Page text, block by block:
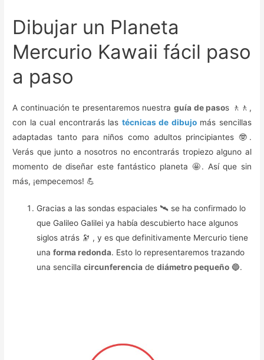
Dibujar un Planeta
Mercurio Kawaii fácil paso
a paso
A continuación te presentaremos nuestra guía de pasos 🚶🚶,
con la cual encontrarás las técnicas de dibujomás sencillas
adaptadas tanto para niños como adultos principiantes 🤓.
Verás que junto a nosotros no encontrarás tropiezo alguno al
momento de diseñar este fantástico planeta 🤩. Así que sin
más, ¡empecemos! 💪
Gracias a las sondas espaciales 🛰️ se ha confirmado lo
que Galileo Galilei ya había descubierto hace algunos
siglos atrás 🔭 , y es que definitivamente Mercurio tiene
unaforma redonda. Esto lo representaremos trazando
una sencillacircunferencia dediámetro pequeño 🔵.